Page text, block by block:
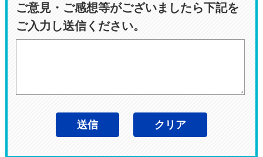
ご意見・ご感想等がございましたら下記を
ご入力し送信ください。